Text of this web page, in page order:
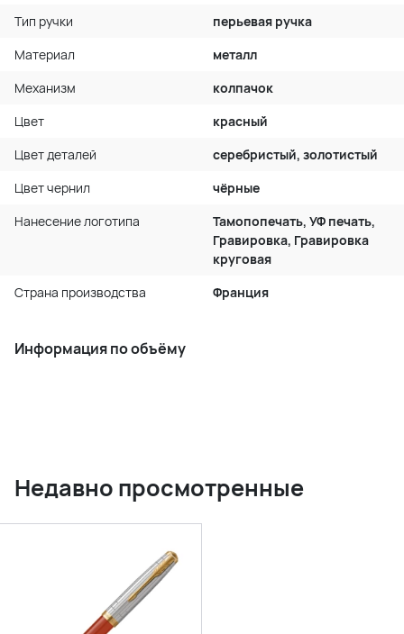
Тип ручки
перьевая ручка
Материал
металл
Механизм
колпачок
Цвет
красный
Цвет деталей
серебристый, золотистый
Цвет чернил
чёрные
Нанесение логотипа
Тамопопечать, УФ печать,
Гравировка, Гравировка
круговая
Страна производства
Франция
Информация по объёму
Недавно просмотренные